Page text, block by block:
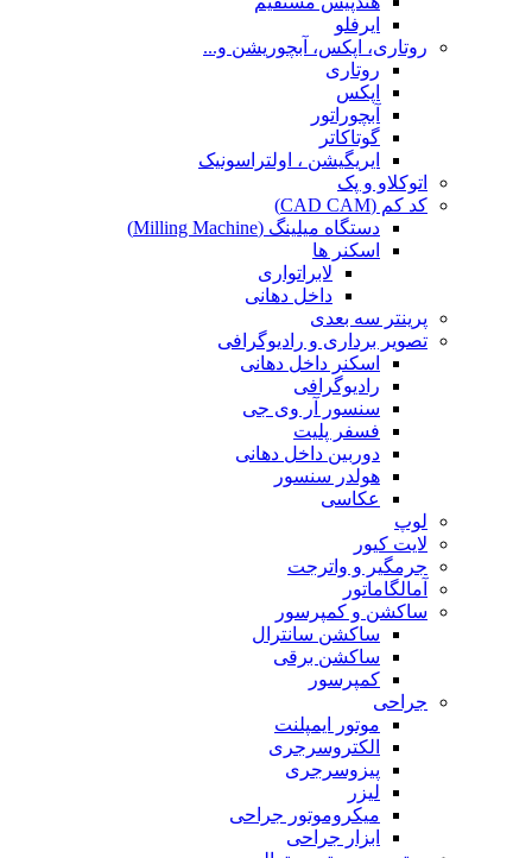
ایرفلو
روتاری، اپکس، آبچوریشن و...
روتاری
اپکس
آبچوراتور
گوتاکاتر
ایریگیشن ، اولتراسونیک
اتوکلاو و پک
کد کم (CAD CAM)
دستگاه میلینگ (Milling Machine)
اسکنر ها
لابراتواری
داخل دهانی
پرینتر سه بعدی
تصویر برداری و رادیوگرافی
اسکنر داخل دهانی
رادیوگرافی
سنسور آر وی جی
فسفر پلیت
دوربین داخل دهانی
هولدر سنسور
عکاسی
لوپ
لایت کیور
جرمگیر و واترجت
آمالگاماتور
ساکشن و کمپرسور
ساکشن سانترال
ساکشن برقی
کمپرسور
جراحی
موتور ایمپلنت
الکتروسرجری
پیزوسرجری
لیزر
میکروموتور جراحی
ابزار جراحی